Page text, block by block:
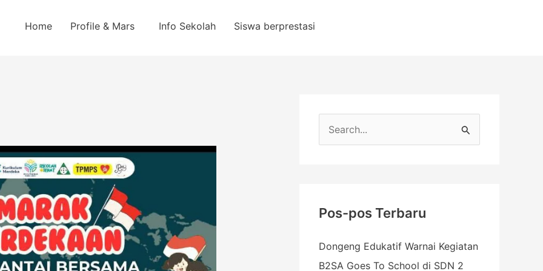
Home Profile & Mars Info Sekolah Siswa berprestasi
u
t
u
Pos-pos Terbaru
Dongeng Edukatif Warnai Kegiatan
B2SA Goes To School di SDN 2